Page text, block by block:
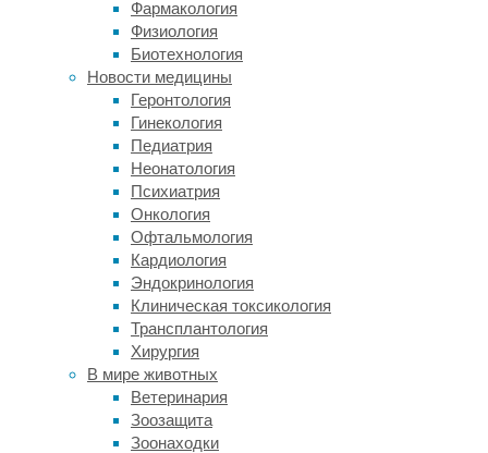
Фармакология
Физиология
Биотехнология
Новости медицины
Геронтология
Гинекология
Педиатрия
Неонатология
Психиатрия
Онкология
Офтальмология
Кардиология
Эндокринология
Клиническая токсикология
Трансплантология
Хирургия
В мире животных
Ветеринария
Зоозащита
Зоонаходки
эпителия
(границе
между
роговицей
белком
глаза)
помогают
правильной
работе
регенеративных
функциях
роговичной
ткани.
Однако,
если